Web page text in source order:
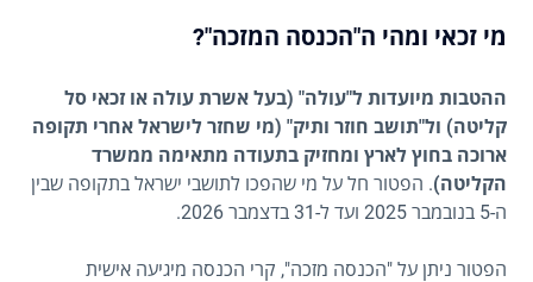
מי זכאי ומהי ה"הכנסה המזכה"?
ההטבות מיועדות ל"עולה" (בעל אשרת עולה או זכאי סל
קליטה) ול"תושב חוזר ותיק" (מי שחזר לישראל אחרי תקופה
ארוכה בחוץ לארץ ומחזיק בתעודה מתאימה ממשרד
הקליטה). הפטור חל על מי שהפכו לתושבי ישראל בתקופה שבין
ה-5 בנובמבר 2025 ועד ל-31 בדצמבר 2026.
הפטור ניתן על "הכנסה מזכה", קרי הכנסה מיגיעה אישית